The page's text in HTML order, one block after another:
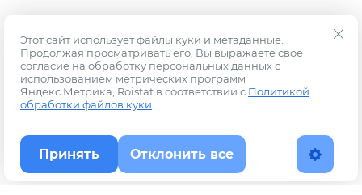
Этот сайт использует файлы куки и метаданные.
Продолжая просматривать его, Вы выражаете свое
согласие на обработку персональных данных с
использованием метрических программ
Яндекс.Метрика, Roistat в соответствии с Политикой
обработки файлов куки
Принять Отклонить все